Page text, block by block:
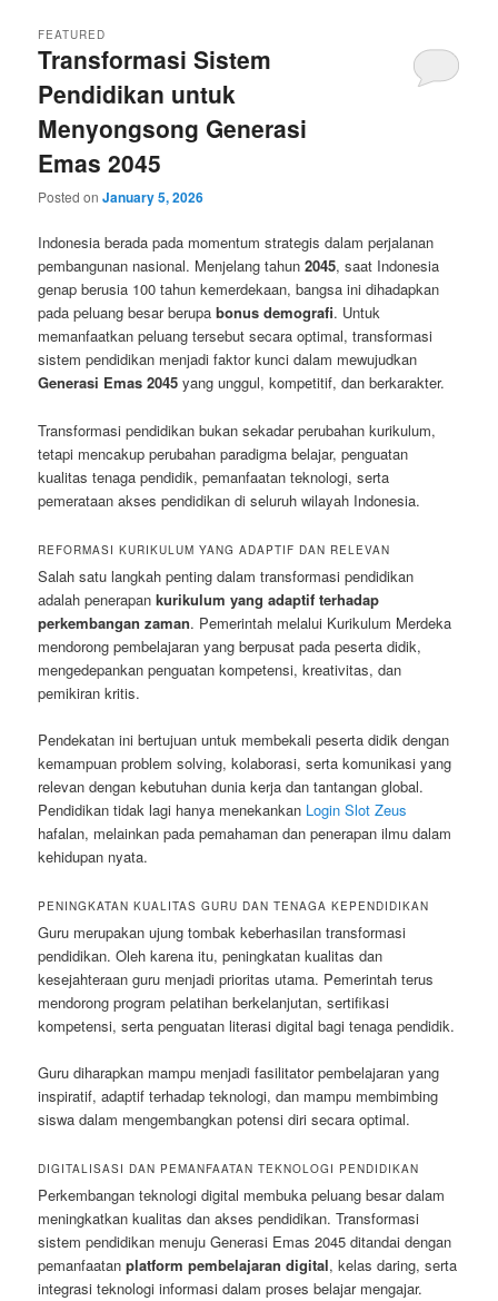
Transformasi Sistem
Pendidikan untuk
Menyongsong Generasi
Emas 2045
FEATURED
Posted onJanuary 5, 2026
Indonesia berada pada momentum strategis dalam perjalanan
pembangunan nasional. Menjelang tahun2045, saat Indonesia
genap berusia 100 tahun kemerdekaan, bangsa ini dihadapkan
pada peluang besar berupabonus demografi. Untuk
memanfaatkan peluang tersebut secara optimal, transformasi
sistem pendidikan menjadi faktor kunci dalam mewujudkan
Generasi Emas 2045 yang unggul, kompetitif, dan berkarakter.
Transformasi pendidikan bukan sekadar perubahan kurikulum,
tetapi mencakup perubahan paradigma belajar, penguatan
kualitas tenaga pendidik, pemanfaatan teknologi, serta
pemerataan akses pendidikan di seluruh wilayah Indonesia.
REFORMASI KURIKULUM YANG ADAPTIF DAN RELEVAN
Salah satu langkah penting dalam transformasi pendidikan
adalah penerapankurikulum yang adaptif terhadap
perkembangan zaman. Pemerintah melalui Kurikulum Merdeka
mendorong pembelajaran yang berpusat pada peserta didik,
mengedepankan penguatan kompetensi, kreativitas, dan
pemikiran kritis.
Pendekatan ini bertujuan untuk membekali peserta didik dengan
kemampuan problem solving, kolaborasi, serta komunikasi yang
relevan dengan kebutuhan dunia kerja dan tantangan global.
Pendidikan tidak lagi hanya menekankan Login Slot Zeus
hafalan, melainkan pada pemahaman dan penerapan ilmu dalam
kehidupan nyata.
PENINGKATAN KUALITAS GURU DAN TENAGA KEPENDIDIKAN
Guru merupakan ujung tombak keberhasilan transformasi
pendidikan. Oleh karena itu, peningkatan kualitas dan
kesejahteraan guru menjadi prioritas utama. Pemerintah terus
mendorong program pelatihan berkelanjutan, sertifikasi
kompetensi, serta penguatan literasi digital bagi tenaga pendidik.
Guru diharapkan mampu menjadi fasilitator pembelajaran yang
inspiratif, adaptif terhadap teknologi, dan mampu membimbing
siswa dalam mengembangkan potensi diri secara optimal.
DIGITALISASI DAN PEMANFAATAN TEKNOLOGI PENDIDIKAN
Perkembangan teknologi digital membuka peluang besar dalam
meningkatkan kualitas dan akses pendidikan. Transformasi
sistem pendidikan menuju Generasi Emas 2045 ditandai dengan
pemanfaatanplatform pembelajaran digital, kelas daring, serta
integrasi teknologi informasi dalam proses belajar mengajar.